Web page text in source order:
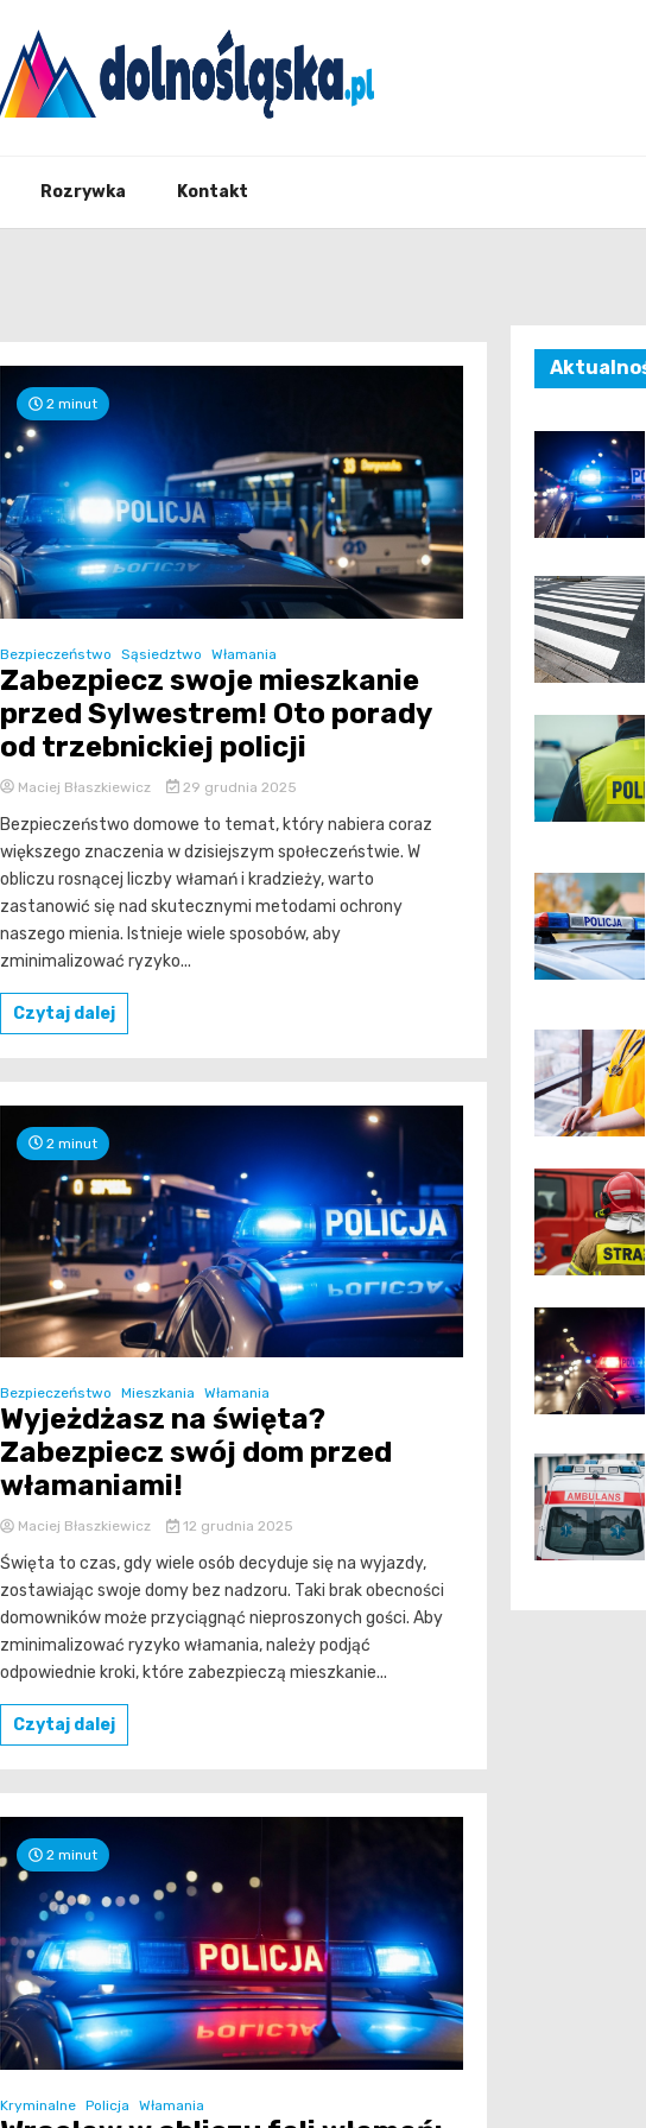
Rozrywka Kontakt
2 minut
Bezpieczeństwo Sąsiedztwo Włamania
Zabezpiecz swoje mieszkanie
przed Sylwestrem! Oto porady
od trzebnickiej policji
Maciej Błaszkiewicz 29 grudnia 2025
Bezpieczeństwo domowe to temat, który nabiera coraz
większego znaczenia w dzisiejszym społeczeństwie. W
obliczu rosnącej liczby włamań i kradzieży, warto
zastanowić się nad skutecznymi metodami ochrony
naszego mienia. Istnieje wiele sposobów, aby
zminimalizować ryzyko...
Czytaj dalej
2 minut
Bezpieczeństwo Mieszkania Włamania
Wyjeżdżasz na święta?
Zabezpiecz swój dom przed
włamaniami!
Maciej Błaszkiewicz 12 grudnia 2025
Święta to czas, gdy wiele osób decyduje się na wyjazdy,
zostawiając swoje domy bez nadzoru. Taki brak obecności
domowników może przyciągnąć nieproszonych gości. Aby
zminimalizować ryzyko włamania, należy podjąć
odpowiednie kroki, które zabezpieczą mieszkanie...
Czytaj dalej
2 minut
Kryminalne Policja Włamania